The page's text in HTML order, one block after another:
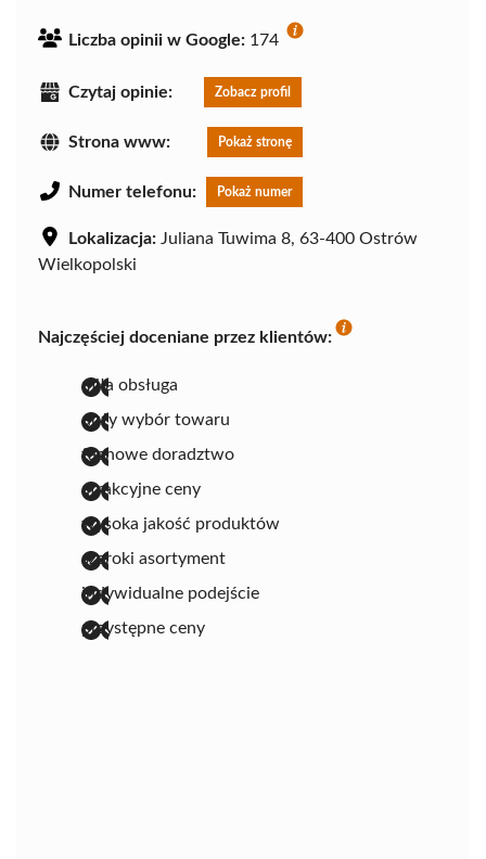
Liczba opinii w Google: 174
Czytaj opinie: Zobacz profil
Strona www: Pokaż stronę
Numer telefonu: Pokaż numer
Lokalizacja: Juliana Tuwima 8, 63-400 Ostrów
Wielkopolski
Najczęściej doceniane przez klientów:
miła obsługa
duży wybór towaru
fachowe doradztwo
atrakcyjne ceny
wysoka jakość produktów
szeroki asortyment
indywidualne podejście
przystępne ceny